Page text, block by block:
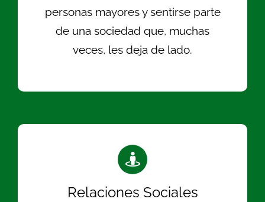
personas mayores y sentirse parte
de una sociedad que, muchas
veces, les deja de lado.
Relaciones Sociales